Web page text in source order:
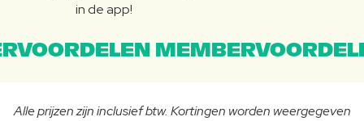
in de app!
Alle prijzen zijn inclusief btw. Kortingen worden weergegeven